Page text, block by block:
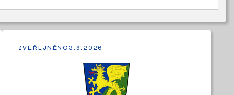
ZVEŘEJNĚNO 3.8.2026